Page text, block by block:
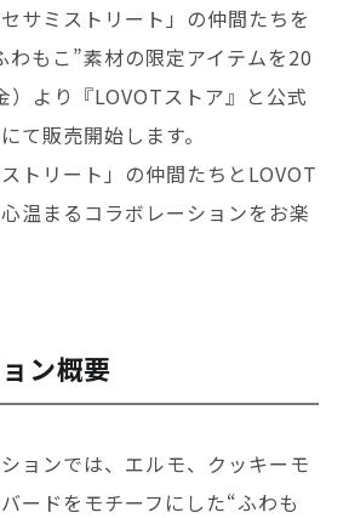
ョン / 購入
2.0
ョン / 購入
サービス
を詳しく
な方への贈りものとして
れ合いでストレス低減
日本橋浜町
を探す
ペーン
質問
報
24回分割払い特別低金利
訪問設定サポート
迎えしたい方へ
治療
ご契約者様用)
サミストリート」の仲間たちを
わもこ”素材の限定アイテムを20
）より『LOVOTストア』と公式
て販売開始します。
トリート」の仲間たちとLOVOT
温まるコラボレーションをお楽
ン概要
ョンでは、エルモ、クッキーモ
ードをモチーフにした“ふわも